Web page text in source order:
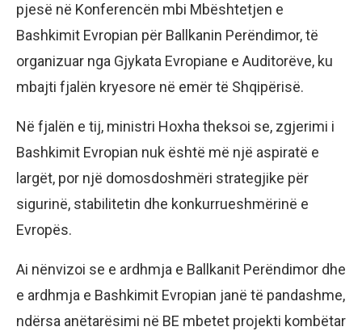
pjesë në Konferencën mbi Mbështetjen e
Bashkimit Evropian për Ballkanin Perëndimor, të
organizuar nga Gjykata Evropiane e Auditorëve, ku
mbajti fjalën kryesore në emër të Shqipërisë.
Në fjalën e tij, ministri Hoxha theksoi se, zgjerimi i
Bashkimit Evropian nuk është më një aspiratë e
largët, por një domosdoshmëri strategjike për
sigurinë, stabilitetin dhe konkurrueshmërinë e
Evropës.
Ai nënvizoi se e ardhmja e Ballkanit Perëndimor dhe
e ardhmja e Bashkimit Evropian janë të pandashme,
ndërsa anëtarësimi në BE mbetet projekti kombëtar